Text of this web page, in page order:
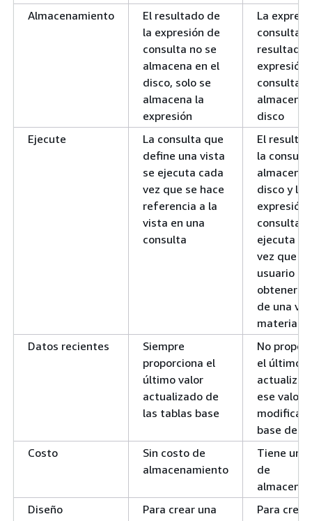
Almacenamiento
El resultado de
la expresión de
consulta no se
almacena en el
disco, solo se
almacena la
expresión
La
consulta y
resultado
expresión
consulta
disco
Ejecute
La consulta que
define una vista
se ejecuta cada
vez que se hace
referencia a la
vista en una
consulta
El
la
almacena
disco y la
expresión
consulta
ejecuta
vez que un
usuario
obtener
de una
Datos recientes
Siempre
proporciona el
último valor
actualizado de
las tablas base
No
el último
ese valor
modifica
base de
Costo
Sin costo de
almacenamiento
Tiene un
de
Diseño
Para crear una
Para crear